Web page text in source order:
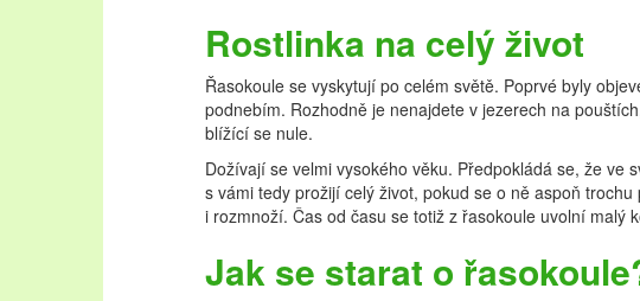
Rostlinka na celý život
Řasokoule se vyskytují po celém světě. Poprvé byly
podnebím. Rozhodně je nenajdete v jezerech na
blížící se nule.
Dožívají se velmi vysokého věku. Předpokládá se, že ve
s vámi tedy prožijí celý život, pokud se o ně aspoň
i rozmnoží. Čas od času se totiž z řasokoule uvolní malý
Jak se starat o